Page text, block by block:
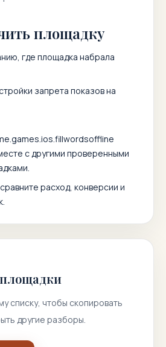
площадку
где площадка набрала
запрета показов на
с другими проверенными
расход, конверсии и
списку, чтобы скопировать
другие разборы.